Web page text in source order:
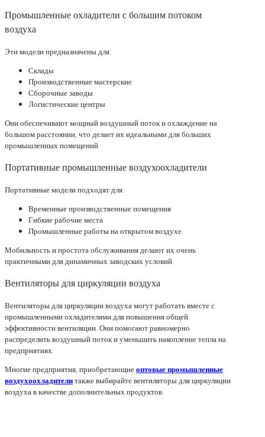
Промышленные охладители с большим потоком
воздуха
Эти модели предназначены для:
Склады
Производственные мастерские
Сборочные заводы
Логистические центры
Они обеспечивают мощный воздушный поток и охлаждение на
большом расстоянии, что делает их идеальными для больших
промышленных помещений.
Портативные промышленные воздухоохладители
Портативные модели подходят для:
Временные производственные помещения
Гибкие рабочие места
Промышленные работы на открытом воздухе
Мобильность и простота обслуживания делают их очень
практичными для динамичных заводских условий.
Вентиляторы для циркуляции воздуха
Вентиляторы для циркуляции воздуха могут работать вместе с
промышленными охладителями для повышения общей
эффективности вентиляции. Они помогают равномерно
распределить воздушный поток и уменьшить накопление тепла на
предприятиях.
Многие предприятия, приобретающиеоптовые промышленные
воздухоохладителитакже выбирайте вентиляторы для циркуляции
воздуха в качестве дополнительных продуктов.